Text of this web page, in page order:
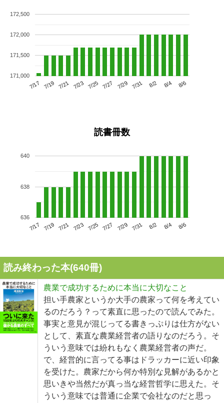
7/17 7/19 7/21 7/23 7/25 7/27 7/29 7/31 8/2 8/4 8/6
171,000
171,500
172,000
172,500
読書冊数
7/17 7/19 7/21 7/23 7/25 7/27 7/29 7/31 8/2 8/4 8/6
636
638
640
読み終わった本(640冊)
農業で成功するために本当に大切なこと
担い手農家というか大手の農家って何を考えてい
るのだろう？って素直に思ったので読んでみた。
事実と意見が混じってる書きっぷりは仕方がない
として、素直な農業経営者の語りなのだろう。そ
ういう意味では紛れもなく農業経営者の声だ。
で、経営的に言ってる事はドラッカーに近い印象
を受けた。農家だから何か特別な見解があるかと
思いきや当然だが真っ当な経営哲学に思えた。そ
ういう意味では普通に企業で会社なのだと思っ